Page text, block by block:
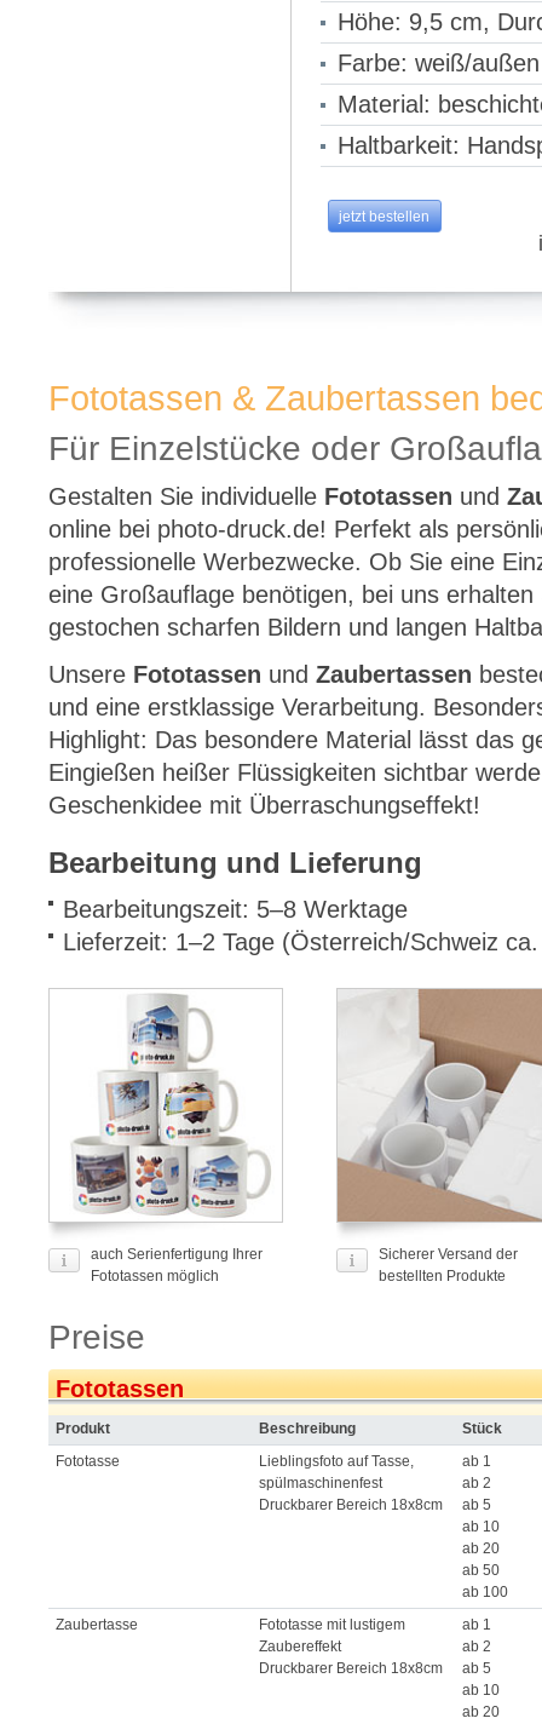
Höhe: 9,5 cm,
Farbe: weiß/
Material:
Haltbarkeit:
jetzt bestellen
Fototassen & Zaubertassen
Für Einzelstücke oder
Gestalten Sie individuelle Fototassen und
online bei photo-druck.de! Perfekt als
professionelle Werbezwecke. Ob Sie eine
eine Großauflage benötigen, bei uns
gestochen scharfen Bildern und langen
Unsere Fototassen und Zaubertassen
und eine erstklassige Verarbeitung.
Highlight: Das besondere Material lässt das
Eingießen heißer Flüssigkeiten sichtbar
Geschenkidee mit Überraschungseffekt!
Bearbeitung und Lieferung
Bearbeitungszeit: 5–8 Werktage
Lieferzeit: 1–2 Tage (Österreich/Schweiz
auch Serienfertigung Ihrer
Fototassen möglich
Sicherer Versand der
bestellten Produkte
Preise
Fototassen
Produkt Beschreibung
Stück
Fototasse
Lieblingsfoto auf Tasse,
spülmaschinenfest
Druckbarer Bereich 18x8cm
ab 1
ab 2
ab 5
ab 10
ab 20
ab 50
ab 100
Zaubertasse
Fototasse mit lustigem
Zaubereffekt
Druckbarer Bereich 18x8cm
ab 1
ab 2
ab 5
ab 10
ab 20